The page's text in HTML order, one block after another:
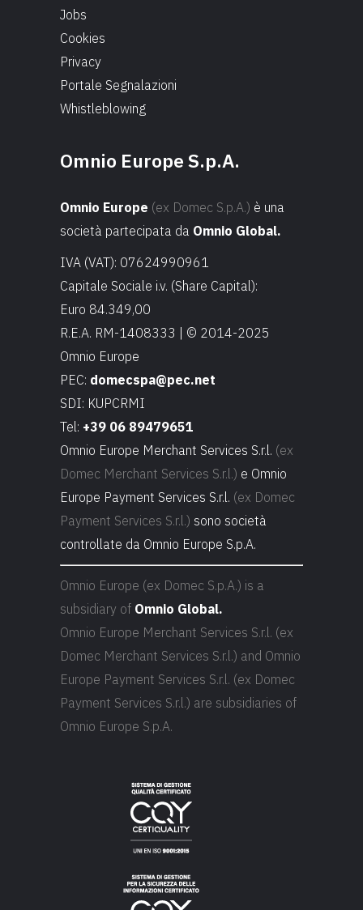
Jobs
Cookies
Privacy
Portale Segnalazioni
Whistleblowing
Omnio Europe S.p.A.
Omnio Europe (ex Domec S.p.A.) è una
società partecipata da Omnio Global.
IVA (VAT): 07624990961
Capitale Sociale i.v. (Share Capital):
Euro 84.349,00
R.E.A. RM-1408333 | © 2014-2025
Omnio Europe
PEC: domecspa@pec.net
SDI: KUPCRMI
Tel: +39 06 89479651
Omnio Europe Merchant Services S.r.l. (ex
Domec Merchant Services S.r.l.) e Omnio
Europe Payment Services S.r.l. (ex Domec
Payment Services S.r.l.) sono società
controllate da Omnio Europe S.p.A.
Omnio Europe (ex Domec S.p.A.) is a
subsidiary of Omnio Global.
Omnio Europe Merchant Services S.r.l. (ex
Domec Merchant Services S.r.l.) and Omnio
Europe Payment Services S.r.l. (ex Domec
Payment Services S.r.l.) are subsidiaries of
Omnio Europe S.p.A.